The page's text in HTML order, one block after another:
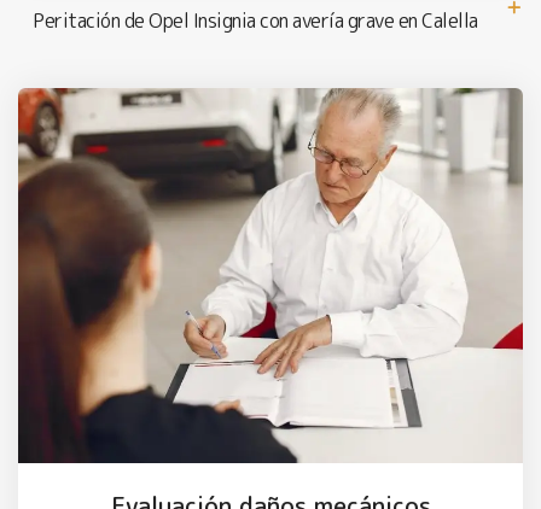
Peritación de Opel Insignia con avería grave en Calella